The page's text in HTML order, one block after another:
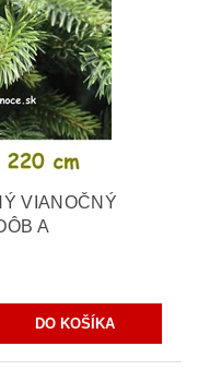
VIANOČNÝ
A